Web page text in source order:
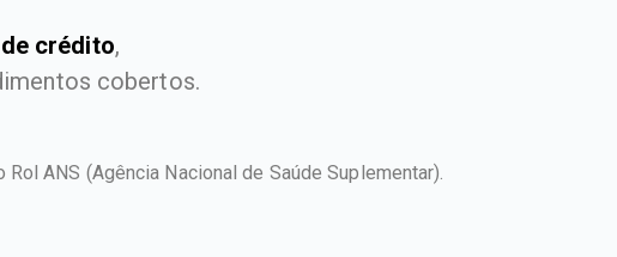
crédito,
cobertos.
Rol ANS (Agência Nacional de Saúde Suplementar).